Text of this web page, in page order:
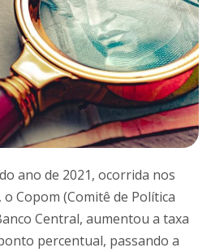
ano de 2021, ocorrida nos
Copom (Comitê de Política
Central, aumentou a taxa
percentual, passando a